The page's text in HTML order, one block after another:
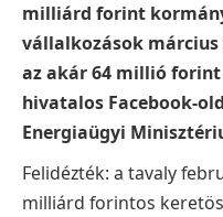
milliárd forint
vállalkozások
az akár 64 millió
hivatalos Facebook-
Energiaügyi
Felidézték: a tavaly
milliárd forintos